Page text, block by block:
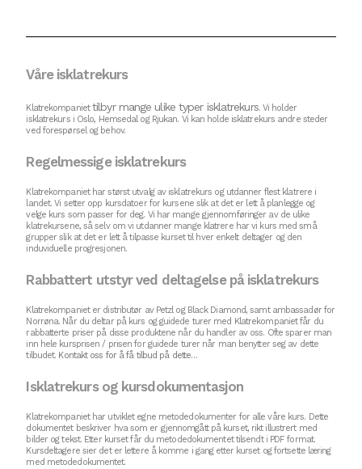
Våre isklatrekurs
Klatrekompaniettilbyr mange ulike typer isklatrekurs. Vi holder
isklatrekurs i Oslo, Hemsedal og Rjukan. Vi kan holde isklatrekurs andre steder
ved forespørsel og behov.
Regelmessige isklatrekurs
Klatrekompaniet har størst utvalg av isklatrekurs og utdanner flest klatrere i
landet. Vi setter opp kursdatoer for kursene slik at det er lett å planlegge og
velge kurs som passer for deg. Vi har mange gjennomføringer av de ulike
klatrekursene, så selv om vi utdanner mange klatrere har vi kurs med små
grupper slik at det er lett å tilpasse kurset til hver enkelt deltager og den
induviduelle progresjonen.
Rabbattert utstyr ved deltagelse på isklatrekurs
Klatrekompaniet er distributør av Petzl og Black Diamond, samt ambassadør for
Norrøna. Når du deltar på kurs og guidede turer med Klatrekompaniet får du
rabbatterte priser på disse produktene når du handler av oss. Ofte sparer man
inn hele kursprisen / prisen for guidede turer når man benytter seg av dette
tilbudet. Kontakt oss for å få tilbud på dette…
Isklatrekurs og kursdokumentasjon
Klatrekompaniet har utviklet egne metodedokumenter for alle våre kurs. Dette
dokumentet beskriver hva som er gjennomgått på kurset, rikt illustrert med
bilder og tekst. Etter kurset får du metodedokumentet tilsendt i PDF format.
Kursdeltagere sier det er lettere å komme i gang etter kurset og fortsette læring
med metodedokumentet.